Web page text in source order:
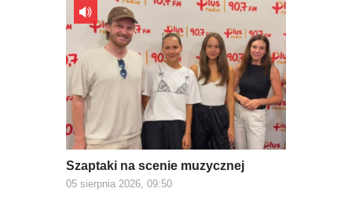
Szaptaki na scenie muzycznej
05 sierpnia 2026, 09:50